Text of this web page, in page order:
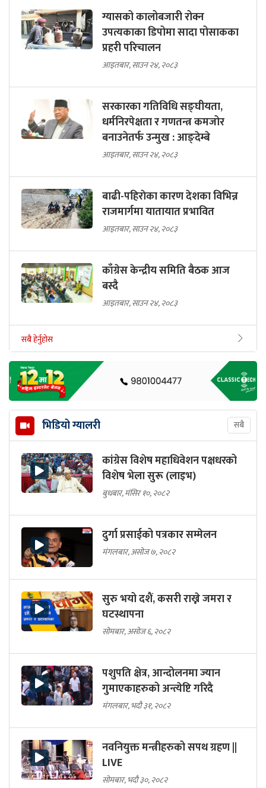
ग्यासको कालोबजारी रोक्न
उपत्यकाका डिपोमा सादा पोसाकका
प्रहरी परिचालन
आइतबार, साउन २४, २०८३
सरकारका गतिविधि सङ्घीयता,
धर्मनिरपेक्षता र गणतन्त्र कमजोर
बनाउनेतर्फ उन्मुख : आङ्देम्बे
आइतबार, साउन २४, २०८३
बाढी-पहिराेका कारण देशका विभिन्न
राजमार्गमा यातायात प्रभावित
आइतबार, साउन २४, २०८३
काँग्रेस केन्द्रीय समिति बैठक आज
बस्दै
आइतबार, साउन २४, २०८३
सबै हेर्नुहोस
भिडियो ग्यालरी सबै
कांग्रेस विशेष महाधिवेशन पक्षधरको
विशेष भेला सुरू (लाइभ)
बुधबार, मंसिर १०, २०८२
दुर्गा प्रसाईको पत्रकार सम्मेलन
मंगलबार, असोज ७, २०८२
सुरु भयो दशैं, कसरी राख्ने जमरा र
घटस्थापना
सोमबार, असोज ६, २०८२
पशुपति क्षेत्र, आन्दोलनमा ज्यान
गुमाएकाहरुको अन्त्येष्टि गरिदै
मंगलबार, भदौ ३१, २०८२
नवनियुक्त मन्त्रीहरुको सपथ ग्रहण ||
LIVE
सोमबार, भदौ ३०, २०८२